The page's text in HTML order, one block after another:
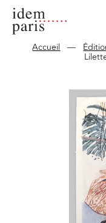
Accueil —